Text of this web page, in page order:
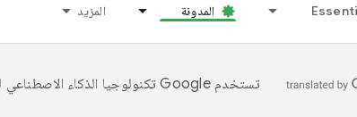
المدونة المزيد
تستخدم Google تكنولوجيا الذكاء الاصطناعي لترجمة المحتوى إلى لغتك المفضّلة، وقد تتضمّن بعض الأخطاء.